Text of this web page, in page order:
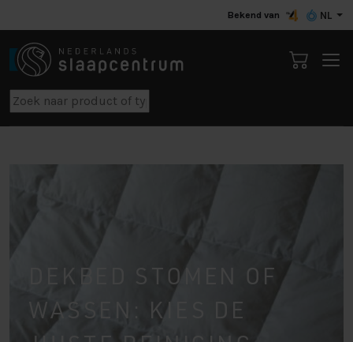
Bekend van NL
DEKBED STOMEN OF
WASSEN: KIES DE